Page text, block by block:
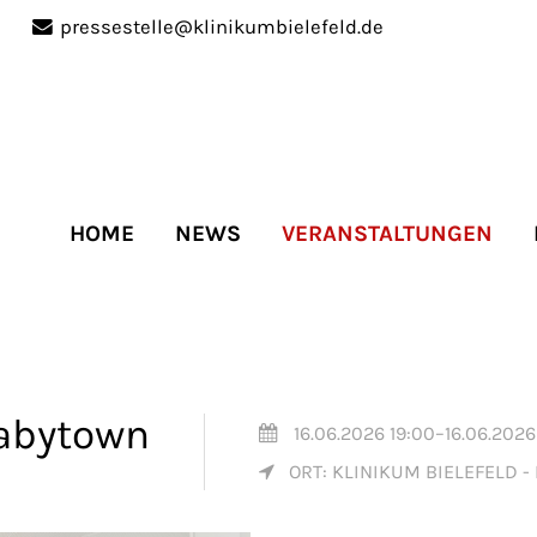
pressestelle@klinikumbielefeld.de
HOME NEWS VERANSTALTUNGEN
16.06.2026
ORT: KLINIKUM BIELEFELD -